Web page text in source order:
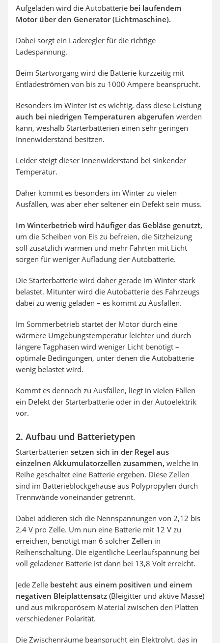
Aufgeladen wird die Autobatterie bei laufendem
Motor über den Generator (Lichtmaschine).
Dabei sorgt ein Laderegler für die richtige
Ladespannung.
Beim Startvorgang wird die Batterie kurzzeitig mit
Entladeströmen von bis zu 1000 Ampere beansprucht.
Besonders im Winter ist es wichtig, dass diese Leistung
auch bei niedrigen Temperaturen abgerufen werden
kann, weshalb Starterbatterien einen sehr geringen
Innenwiderstand besitzen.
Leider steigt dieser Innenwiderstand bei sinkender
Temperatur.
Daher kommt es besonders im Winter zu vielen
Ausfällen, was aber eher seltener ein Defekt sein muss.
Im Winterbetrieb wird häufiger das Gebläse genutzt,
um die Scheiben von Eis zu befreien, die Sitzheizung
soll zusätzlich wärmen und mehr Fahrten mit Licht
sorgen für weniger Aufladung der Autobatterie.
Die Starterbatterie wird daher gerade im Winter stark
belastet. Mitunter wird die Autobatterie des Fahrzeugs
dabei zu wenig geladen – es kommt zu Ausfällen.
Im Sommerbetrieb startet der Motor durch eine
wärmere Umgebungstemperatur leichter und durch
längere Tagphasen wird weniger Licht benötigt –
optimale Bedingungen, unter denen die Autobatterie
wenig belastet wird.
Kommt es dennoch zu Ausfällen, liegt in vielen Fällen
ein Defekt der Starterbatterie oder in der Autoelektrik
vor.
2. Aufbau und Batterietypen
Starterbatterien setzen sich in der Regel aus
einzelnen Akkumulatorzellen zusammen, welche in
Reihe geschaltet eine Batterie ergeben. Diese Zellen
sind im Batterieblockgehäuse aus Polypropylen durch
Trennwände voneinander getrennt.
Dabei addieren sich die Nennspannungen von 2,12 bis
2,4 V pro Zelle. Um nun eine Batterie mit 12 V zu
erreichen, benötigt man 6 solcher Zellen in
Reihenschaltung. Die eigentliche Leerlaufspannung bei
voll geladener Batterie ist dann bei 13,8 Volt erreicht.
Jede Zelle besteht aus einem positiven und einem
negativen Bleiplattensatz (Bleigitter und aktive Masse)
und aus mikroporösem Material zwischen den Platten
verschiedener Polarität.
Die Zwischenräume beansprucht ein Elektrolyt, das in